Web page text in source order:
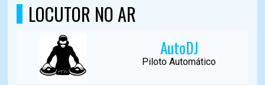
LOCUTOR NO AR
AutoDJ
Piloto Automático